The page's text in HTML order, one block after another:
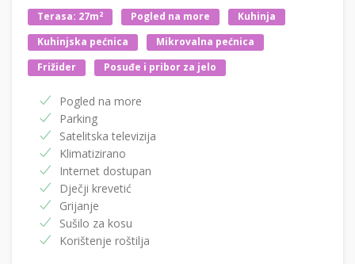
Terasa: 27m2 Pogled na more
Kuhinja
Kuhinjska pećnica
Mikrovalna pećnica
Frižider
Posuđe i pribor za jelo
Pogled na more
Parking
Satelitska televizija
Klimatizirano
Internet dostupan
Dječji krevetić
Grijanje
Sušilo za kosu
Korištenje roštilja